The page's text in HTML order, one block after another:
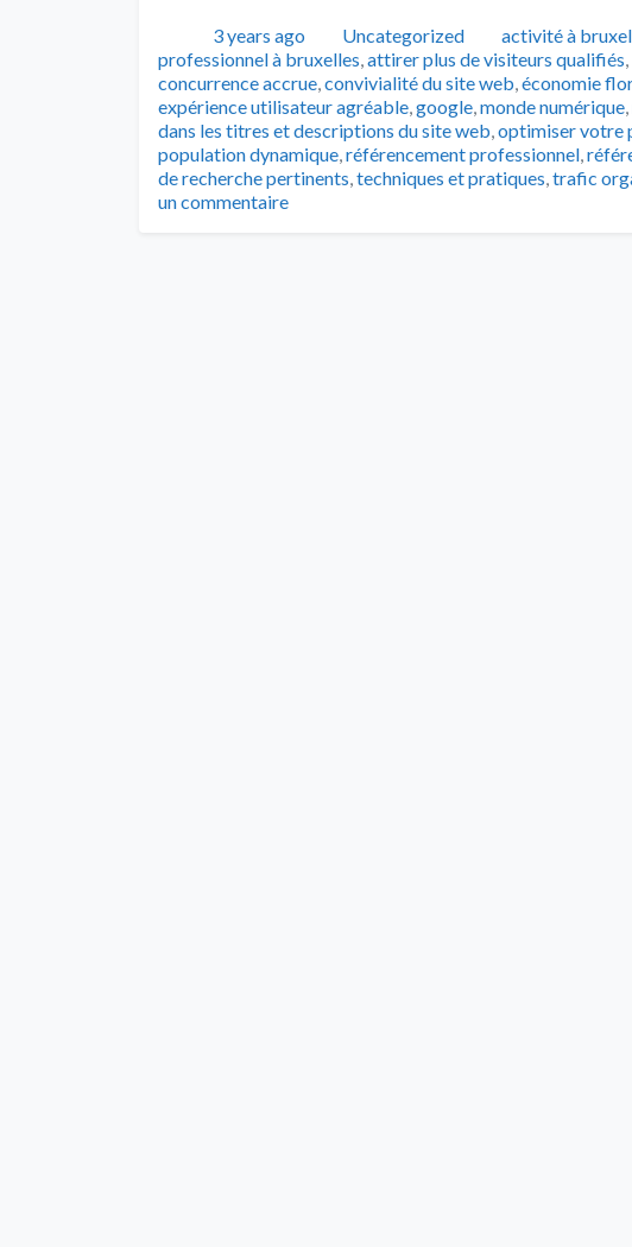
Publié3 years ago Catégories
Uncategorized Tags
activité à
professionnel à bruxelles,attirer plus de visiteurs qualifiés,
concurrence accrue,convivialité du site web,économie
expérience utilisateur agréable,google,monde numérique,
dans les titres et descriptions du site web,optimiser votre
population dynamique,référencement professionnel,
de recherche pertinents,techniques et pratiques,trafic
un commentaire